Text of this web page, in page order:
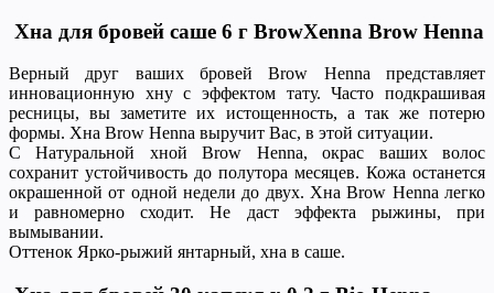
Хна для бровей саше 6 г BrowXenna Brow Henna
Верный друг ваших бровей Brow Henna представляет
инновационную хну с эффектом тату. Часто подкрашивая
ресницы, вы заметите их истощенность, а так же потерю
формы. Хна Brow Henna выручит Вас, в этой ситуации.
С Натуральной хной Brow Henna, окрас ваших волос
сохранит устойчивость до полутора месяцев. Кожа останется
окрашенной от одной недели до двух. Хна Brow Henna легко
и равномерно сходит. Не даст эффекта рыжины, при
вымывании.
Оттенок Ярко-рыжий янтарный, хна в саше.